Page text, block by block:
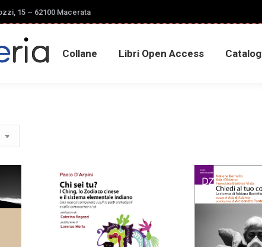
15 – 62100 Macerata
Collane Libri Open Access
Collane Libri Open Access